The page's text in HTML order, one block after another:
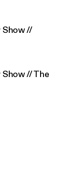
Show //
// The